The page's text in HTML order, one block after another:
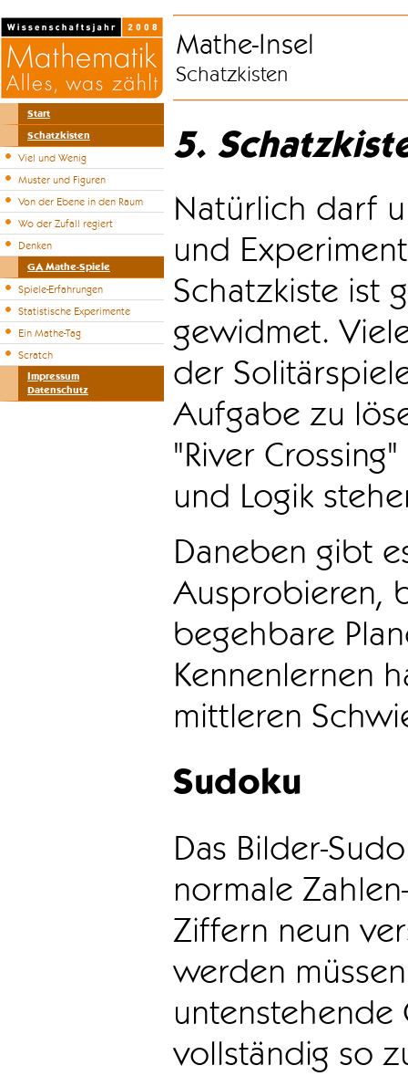
Start
Schatzkisten
Viel und Wenig
Muster und Figuren
Von der Ebene in den Raum
Wo der Zufall regiert
Denken
GA Mathe-Spiele
Spiele-Erfahrungen
Statistische Experimente
Ein Mathe-Tag
Scratch
Impressum
Datenschutz
Mathe-Insel
Schatzkisten
5.
Natürlich darf
und
Schatzkiste ist
gewidmet.
der
Aufgabe zu
"River
und Logik
Daneben gibt
Ausprobieren,
begehbare
Kennenlernen
mittleren
Sudoku
Das Bilder-
normale
Ziffern neun
werden
vollständig so